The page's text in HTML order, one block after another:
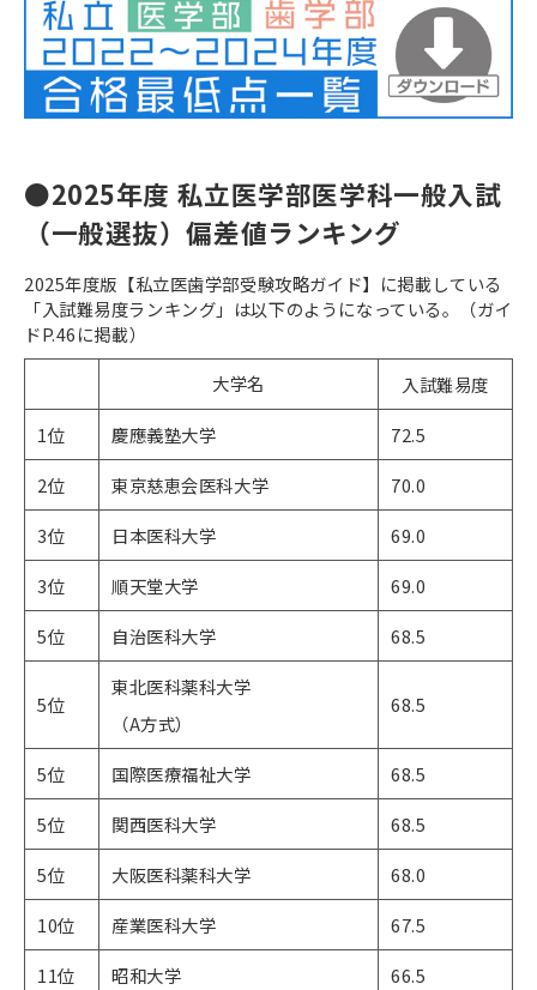
●2025年度 私立医学部医学科一般入試
（一般選抜）偏差値ランキング
2025年度版【私立医歯学部受験攻略ガイド】に掲載している
「入試難易度ランキング」は以下のようになっている。（ガイ
ドP.46に掲載）
大学名
入試難易度
1位
慶應義塾大学
72.5
2位
東京慈恵会医科大学
70.0
3位
日本医科大学
69.0
3位
順天堂大学
69.0
5位
自治医科大学 68.5
5位
東北医科薬科大学​​​​​
（A方式）
68.5
5位 国際医療福祉大学
68.5
5位
関西医科大学
68.5
5位
大阪医科薬科大学
68.0
10位
産業医科大学
67.5
11位
昭和大学
66.5